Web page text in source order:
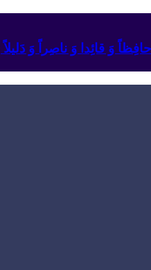
وَ قائِدا ‏وَ ناصِراً وَ